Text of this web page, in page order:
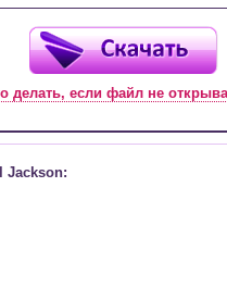
делать, если файл не
Jackson: